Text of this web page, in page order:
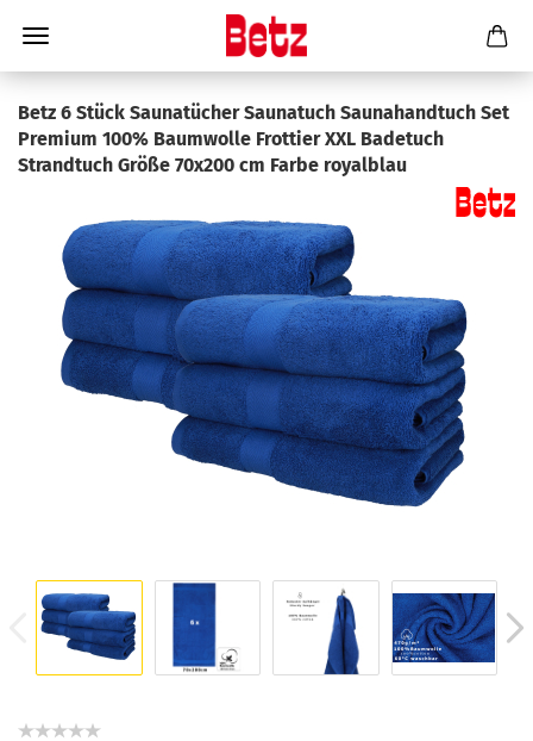
Betz 6 Stück Saunatücher Saunatuch Saunahandtuch Set
Premium 100% Baumwolle Frottier XXL Badetuch
Strandtuch Größe 70x200 cm Farbe royalblau